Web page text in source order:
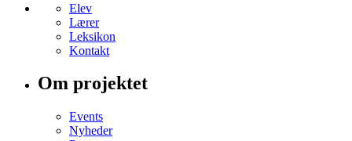
Elev
Lærer
Leksikon
Kontakt
Om projektet
Events
Nyheder